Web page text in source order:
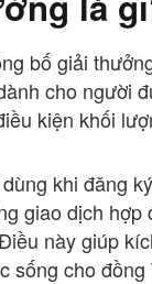
bố giải
cho người
kiện khối
khi đăng
giao dịch hợp
này giúp
sống cho